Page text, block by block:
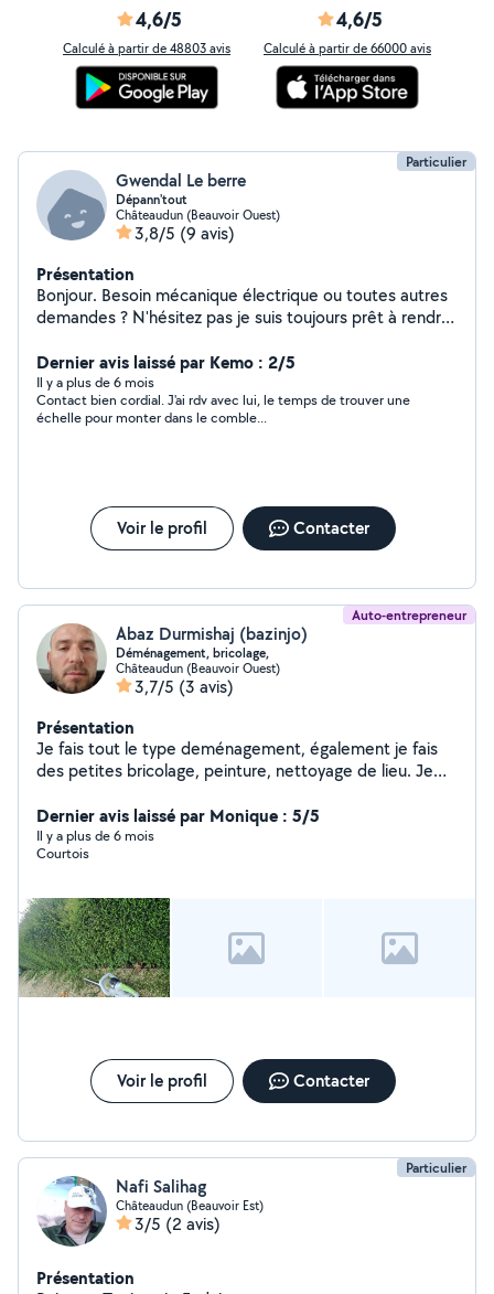
4,6/5
Calculé à partir de 48803 avis
4,6/5
Calculé à partir de 66000 avis
Particulier
Gwendal Le berre
Dépann'tout
Châteaudun (Beauvoir Ouest)
3,8/5 (9 avis)
Présentation
Bonjour. Besoin mécanique électrique ou toutes autres
demandes ? N'hésitez pas je suis toujours prêt à rendre
le même monde. Bonne journée espérant vous être
utile
Dernier avis laissé par Kemo : 2/5
Il y a plus de 6 mois
Contact bien cordial. J'ai rdv avec lui, le temps de trouver une
échelle pour monter dans le comble...
Voir le profil Contacter
Auto-entrepreneur
Abaz Durmishaj (bazinjo)
Déménagement, bricolage,
Châteaudun (Beauvoir Ouest)
3,7/5 (3 avis)
Présentation
Je fais tout le type deménagement, également je fais
des petites bricolage, peinture, nettoyage de lieu. Je
Dernier avis laissé par Monique : 5/5
Il y a plus de 6 mois
Courtois
Voir le profil Contacter
Particulier
Nafi Salihag
Châteaudun (Beauvoir Est)
3/5 (2 avis)
Présentation